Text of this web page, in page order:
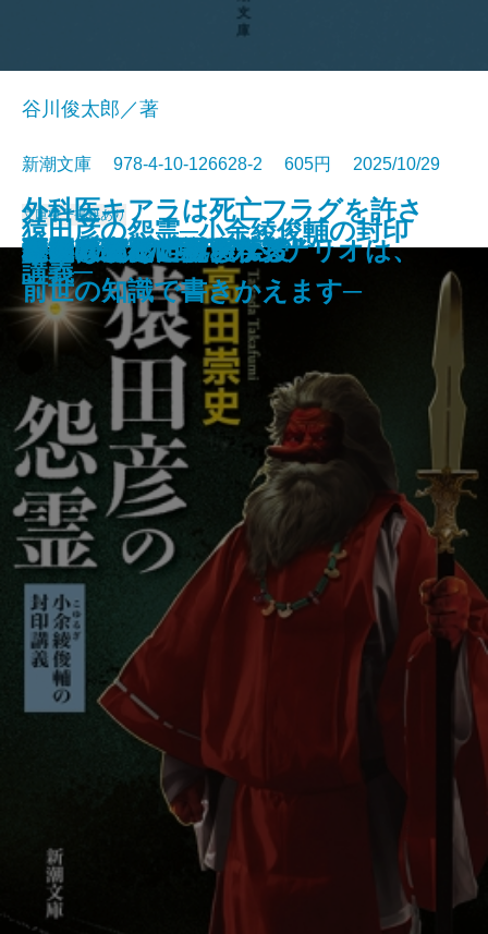
探偵はパリへ還る
恐るべきこどもたち
美しい探偵に必要な殺人
僕の青春をクイズに捧ぐ
殺意はないけど
銀将の奇跡─覇王の譜2─
雨上がりのビーフシチュー
あかあかや月─明恵上人伝─
ひむろ飛脚
虚空へ
谷川俊太郎／著
新潮文庫 978-4-10-126628-2 605円 2025/10/29
文庫電子書籍あり
猿田彦の怨霊─小余綾俊輔の封印
講義─
やりなおし世界文学
母の味、だいたい伝授
巨匠とマルガリータ
秘儀〔上〕
秘儀〔下〕
巫女は月夜に殺される
外科医キアラは死亡フラグを許さ
ない─死人だらけのシナリオは、
前世の知識で書きかえます─
木挽町のあだ討ち
野火の夜